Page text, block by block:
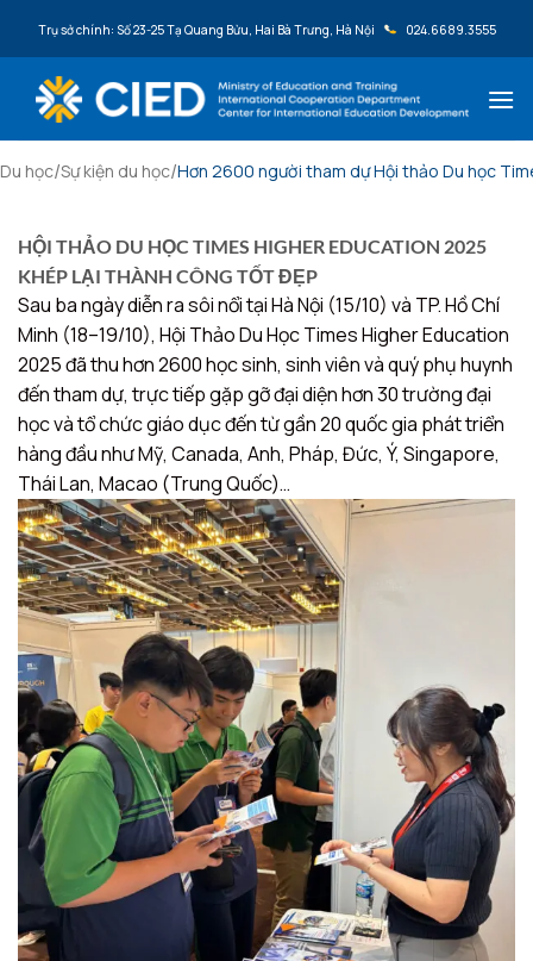
Trụ sở chính: Số 23-25 Tạ Quang Bửu, Hai Bà Trưng, Hà Nội 024.6689.3555
Du học/Sự kiện du học/Hơn 2600 người tham dự Hội thảo Du học
HỘI THẢO DU HỌC TIMES HIGHER EDUCATION 2025
KHÉP LẠI THÀNH CÔNG TỐT ĐẸP
Sau ba ngày diễn ra sôi nổi tại Hà Nội (15/10) và TP. Hồ Chí
Minh (18–19/10), Hội Thảo Du Học Times Higher Education
2025 đã thu hơn 2600 học sinh, sinh viên và quý phụ huynh
đến tham dự, trực tiếp gặp gỡ đại diện hơn 30 trường đại
học và tổ chức giáo dục đến từ gần 20 quốc gia phát triển
hàng đầu như Mỹ, Canada, Anh, Pháp, Đức, Ý, Singapore,
Thái Lan, Macao (Trung Quốc)…